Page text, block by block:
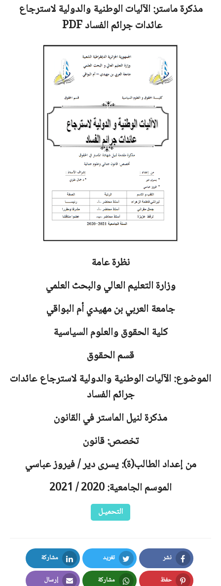
مذكرة ماستر:الآليات الوطنية والدولية لاسترجاع
عائدات جرائم الفسادPDF
نظرة عامة
وزارة التعليم العالي والبحث العلمي
جامعةالعربي بن مهيدي أم البواقي
كلية الحقوق والعلوم السياسية
قسم الحقوق
الموضوع: الآليات الوطنية والدولية لاسترجاع عائدات
جرائم الفساد
مذكرة لنيل الماستر في القانون
تخصص: قانون
من إعداد الطالب(ة): يسرى دير / فيروز عباسي
الموسم الجامعية: 2020 / 2021
التحميـل
نشر
Facebook
تغريد
Twitter
مشاركة
LinkedIn
حفظ مشاركة إرسال